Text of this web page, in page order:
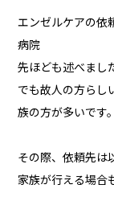
エンゼルケアの依
病院
先ほども述べまし
でも故人の方らし
族の方が多いです。
その際、依頼先は
家族が行える場合